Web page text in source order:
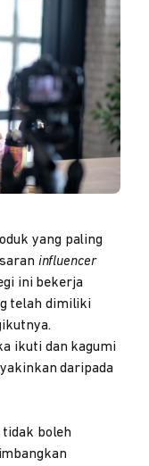
yang paling
influencer
ini bekerja
telah dimiliki
ikuti dan kagumi
daripada
boleh